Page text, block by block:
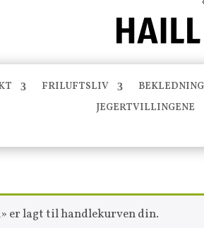
FRILUFTSLIV BEKLEDNING
JEGERTVILLINGENE
er lagt til handlekurven din.